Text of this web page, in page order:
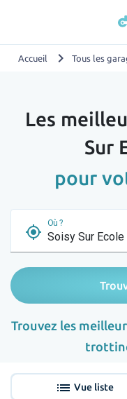
Accueil chevron_right Tous les
Les
Sur
pour
my_location
Où ?
Trouvez les
list Vue liste